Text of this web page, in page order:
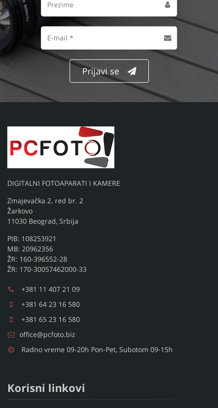
Ime
Prezime
Email
Zmajevačka 2. red br. 2
Žarkovo
11030 Beograd, Srbija
PIB: 108253921
ŽR: 160-396552-28
ŽR: 170-30057462000-33
+381 11 407 21 09
+381 64 23 16 580
office@pcfoto.biz
Radno vreme 09-20h Pon-Pet, Subotom 09-15h